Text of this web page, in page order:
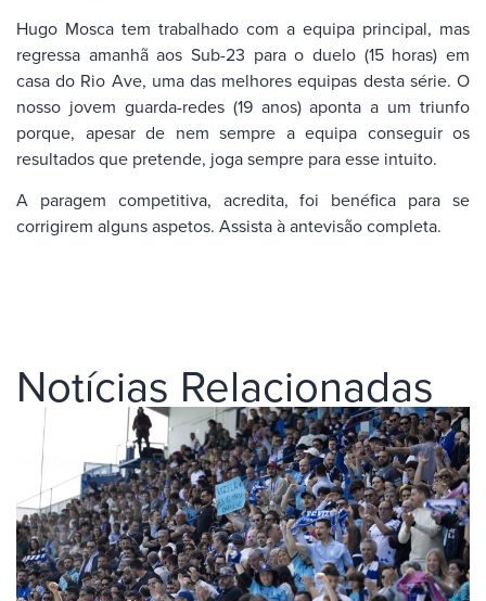
Hugo Mosca tem trabalhado com a equipa principal, mas
regressa amanhã aos Sub-23 para o duelo (15 horas) em
casa do Rio Ave, uma das melhores equipas desta série. O
nosso jovem guarda-redes (19 anos) aponta a um triunfo
porque, apesar de nem sempre a equipa conseguir os
resultados que pretende, joga sempre para esse intuito.
A paragem competitiva, acredita, foi benéfica para se
corrigirem alguns aspetos. Assista à antevisão completa.
Notícias Relacionadas